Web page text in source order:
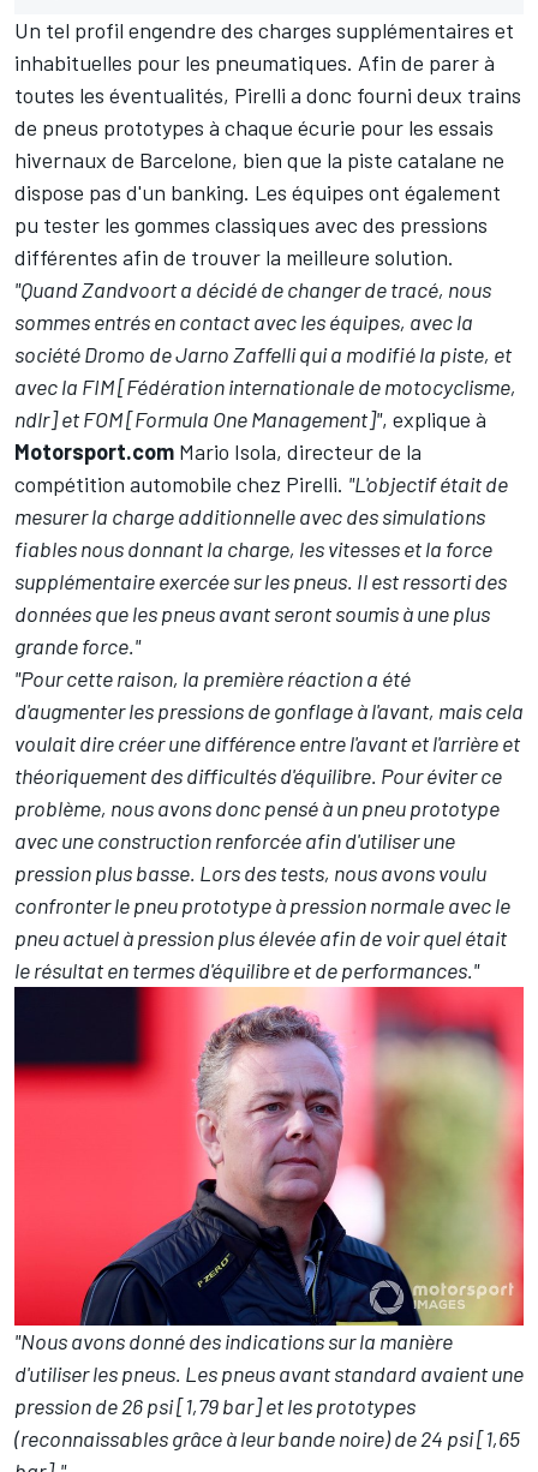
Un tel profil engendre des charges supplémentaires et
inhabituelles pour les pneumatiques. Afin de parer à
toutes les éventualités, Pirelli a donc fourni deux trains
de pneus prototypes à chaque écurie pour les essais
hivernaux de Barcelone, bien que la piste catalane ne
dispose pas d'un banking. Les équipes ont également
pu tester les gommes classiques avec des pressions
différentes afin de trouver la meilleure solution.
"Quand Zandvoort a décidé de changer de tracé, nous
sommes entrés en contact avec les équipes, avec la
société Dromo de Jarno Zaffelli qui a modifié la piste, et
avec la FIM [Fédération internationale de motocyclisme,
ndlr] et FOM [Formula One Management]", explique à
Motorsport.com Mario Isola, directeur de la
compétition automobile chez Pirelli. "L'objectif était de
mesurer la charge additionnelle avec des simulations
fiables nous donnant la charge, les vitesses et la force
supplémentaire exercée sur les pneus. Il est ressorti des
données que les pneus avant seront soumis à une plus
grande force."
"Pour cette raison, la première réaction a été
d'augmenter les pressions de gonflage à l'avant, mais cela
voulait dire créer une différence entre l'avant et l'arrière et
théoriquement des difficultés d'équilibre. Pour éviter ce
problème, nous avons donc pensé à un pneu prototype
avec une construction renforcée afin d'utiliser une
pression plus basse. Lors des tests, nous avons voulu
confronter le pneu prototype à pression normale avec le
pneu actuel à pression plus élevée afin de voir quel était
le résultat en termes d'équilibre et de performances."
"Nous avons donné des indications sur la manière
d'utiliser les pneus. Les pneus avant standard avaient une
pression de 26 psi [1,79 bar] et les prototypes
(reconnaissables grâce à leur bande noire) de 24 psi [1,65